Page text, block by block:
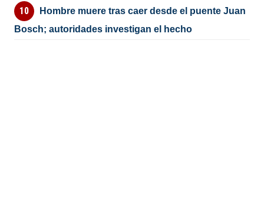
Hombre muere tras caer desde el puente Juan
Bosch; autoridades investigan el hecho